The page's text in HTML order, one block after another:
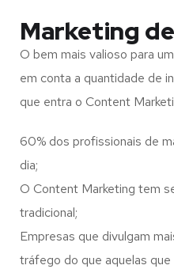
Marketing
O bem mais valioso para
em conta a quantidade de
que entra o Content
60% dos profissionais de
dia;
O Content Marketing tem
tradicional;
Empresas que divulgam
tráfego do que aquelas